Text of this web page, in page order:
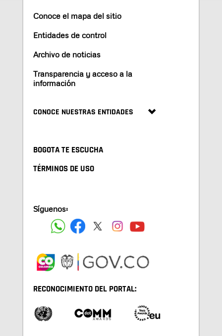
Conoce el mapa del sitio
Entidades de control
Archivo de noticias
Transparencia y acceso a la
información
CONOCE NUESTRAS ENTIDADES
BOGOTA TE ESCUCHA
TÉRMINOS DE USO
Síguenos:
RECONOCIMIENTO DEL PORTAL: